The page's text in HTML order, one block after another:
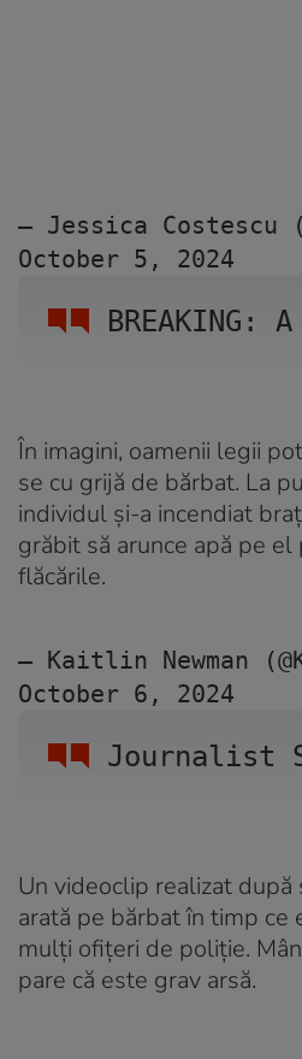
— Jessica Costescu
October 5, 2024
În imagini, oamenii legii
se cu grijă de bărbat. La
individul și-a incendiat
grăbit să arunce apă pe
flăcările.
Journalist
— Kaitlin Newman
October 6, 2024
Un videoclip realizat
arată pe bărbat în timp ce
mulți ofițeri de poliție.
pare că este grav arsă.